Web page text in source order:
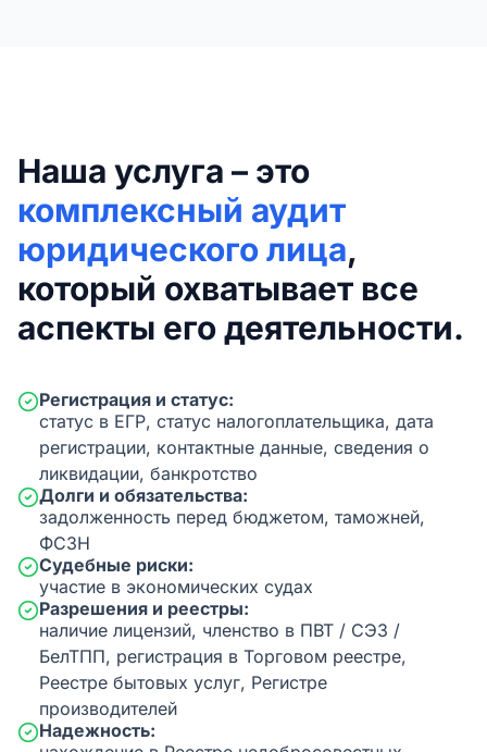
Наша услуга – это
комплексный аудит
юридического лица,
который охватывает все
аспекты его деятельности.
Регистрация и статус:
статус в ЕГР, статус налогоплательщика, дата
регистрации, контактные данные, сведения о
ликвидации, банкротство
Долги и обязательства:
задолженность перед бюджетом, таможней,
ФСЗН
Судебные риски:
участие в экономических судах
Разрешения и реестры:
наличие лицензий, членство в ПВТ / СЭЗ /
БелТПП, регистрация в Торговом реестре,
Реестре бытовых услуг, Регистре
производителей
Надежность: